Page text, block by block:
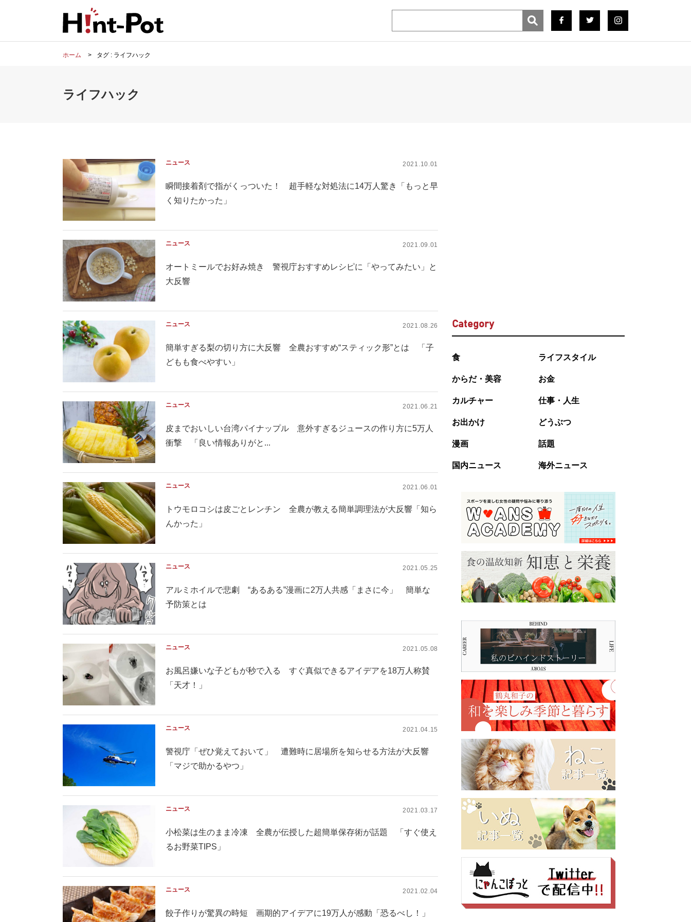
ホーム タグ : ライフハック
ライフハック
ニュース 2021.10.01
瞬間接着剤で指がくっついた！ 超手軽な対処法に14万人驚き「もっと早
く知りたかった」
ニュース 2021.09.01
オートミールでお好み焼き 警視庁おすすめレシピに「やってみたい」と
大反響
ニュース 2021.08.26
簡単すぎる梨の切り方に大反響 全農おすすめ“スティック形”とは 「子
どもも食べやすい」
ニュース 2021.06.21
皮までおいしい台湾パイナップル 意外すぎるジュースの作り方に5万人
衝撃 「良い情報ありがと...
ニュース 2021.06.01
トウモロコシは皮ごとレンチン 全農が教える簡単調理法が大反響「知ら
んかった」
ニュース 2021.05.25
アルミホイルで悲劇 “あるある”漫画に2万人共感「まさに今」 簡単な
予防策とは
ニュース 2021.05.08
お風呂嫌いな子どもが秒で入る すぐ真似できるアイデアを18万人称賛
「天才！」
ニュース 2021.04.15
警視庁「ぜひ覚えておいて」 遭難時に居場所を知らせる方法が大反響
「マジで助かるやつ」
ニュース 2021.03.17
小松菜は生のまま冷凍 全農が伝授した超簡単保存術が話題 「すぐ使え
るお野菜TIPS」
ニュース 2021.02.04
餃子作りが驚異の時短 画期的アイデアに19万人が感動「恐るべし！」
Category
食 ライフスタイル
からだ・美容 お金
カルチャー 仕事・人生
お出かけ どうぶつ
漫画 話題
国内ニュース 海外ニュース